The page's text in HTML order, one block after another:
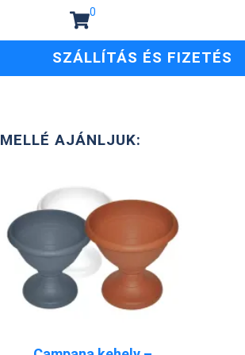
0
SZÁLLÍTÁS ÉS FIZETÉS
MELLÉ AJÁNLJUK: